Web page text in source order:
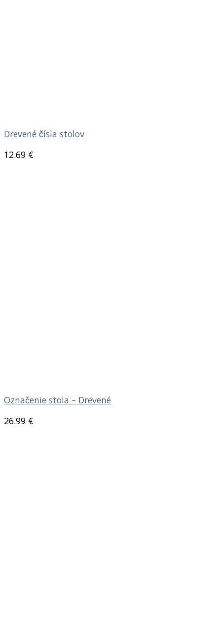
Drevené čísla stolov
12.69 €
Označenie stola – Drevené
26.99 €